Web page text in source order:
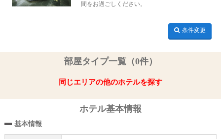
間をお過ごしください。
条件変更
部屋タイプ一覧（0件）
同じエリアの他のホテルを探す
ホテル基本情報
基本情報